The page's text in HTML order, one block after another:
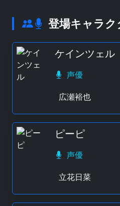
登場キャラク
ケインツェル
声優
広瀬裕也
ピーピ
声優
立花日菜